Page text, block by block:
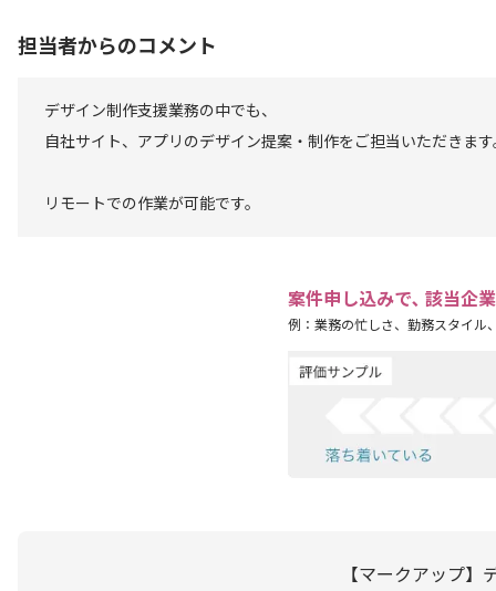
担当者からのコメント
デザイン制作支援業務の中でも、
自社サイト、アプリのデザイン提案・制作をご担当いただきます
リモートでの作業が可能です。
案件申し込みで､ 該当企
例：業務の忙しさ、勤務スタイル
【マークアップ